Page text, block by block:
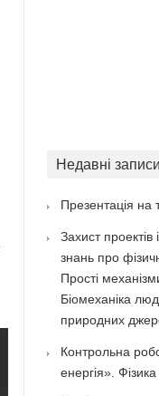
Недавні записи
Презентація на
Захист
знань про
Прості
Біомеханіка
природних
Контрольна
енергія».